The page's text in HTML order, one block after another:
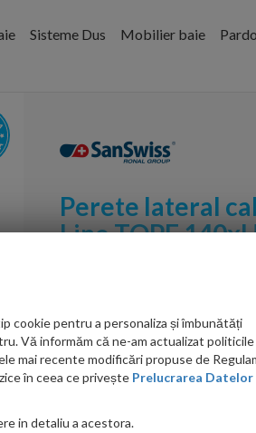
Sisteme Dus Mobilier baie
Perete lateral
Line TOPF
PRP: 2,107.00 RON
1,755.00 RON
Ati gasit in alta parte
cookie pentru a personaliza și îmbunătăți
Vă informăm că ne-am actualizat
mai recente modificări propuse de
în ceea ce privește Prelucrarea Datelor
in detaliu a acestora.